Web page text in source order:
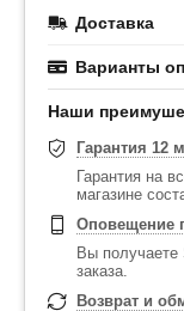
Доставка
Варианты
Наши
Гарантия 12
Гарантия на
магазине
Оповещение
Вы
заказа.
Возврат и